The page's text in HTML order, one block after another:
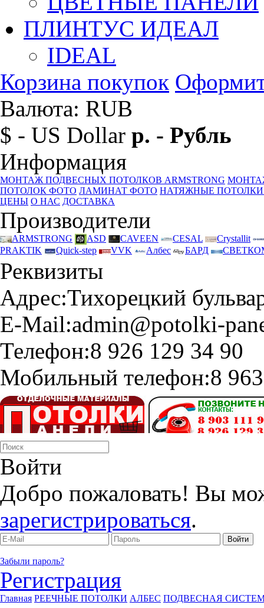
ПЛИНТУС ИДЕАЛ
IDEAL
Корзина покупок
Валюта: RUB
$ - US Dollar р. - Рубль
Информация
МОНТАЖ ПОДВЕСНЫХ ПОТОЛКОВ ARMSTRONG
ПОТОЛОК ФОТО ЛАМИНАТ ФОТО НАТЯЖНЫЕ ПОТОЛКИ
ЦЕНЫ О НАС ДОСТАВКА
Производители
ARMSTRONG ASD CAVEEN CESAL
Crystallit
PRAKTIK
Quick-step VVK Албес БАРД
Реквизиты
Адрес:Тихорецкий
E-Mail:admin@potolki-
Телефон:8 926 129 34 90
Мобильный телефон:8
Войти
Добро пожаловать! Вы
зарегистрироваться.
Забыли пароль?
Регистрация
Главная РЕЕЧНЫЕ ПОТОЛКИ АЛБЕС ПОДВЕСНАЯ